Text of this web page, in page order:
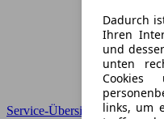
Service-Übersicht
Dadurch
Ihren
und
unten
Cookies
links, um